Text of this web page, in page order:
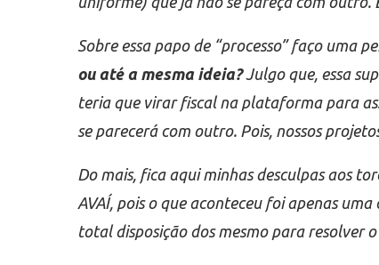
Sobre essa papo de “processo” faço uma
ou até a mesma ideia?Julgo que, essa
teria que virar fiscal na plataforma para
se parecerá com outro. Pois, nossos
Do mais, fica aqui minhas desculpas aos
AVAÍ, pois o que aconteceu foi apenas
total disposição dos mesmo para resolver